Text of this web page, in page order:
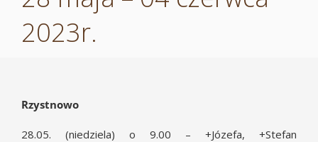
2023r.
Rzystnowo
28.05. (niedziela) o 9.00 – +Józefa, +Stefan